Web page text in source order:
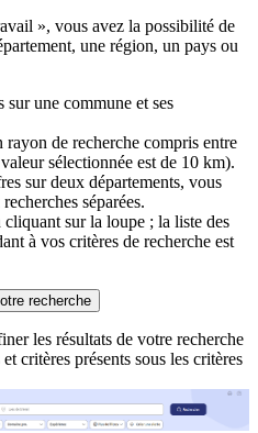
», vous avez la possibilité de
une région, un pays ou
sur une commune et ses
de recherche compris entre
sélectionnée est de 10 km).
sur deux départements, vous
séparées.
sur la loupe ; la liste des
à vos critères de recherche est
recherche
les résultats de votre recherche
critères présents sous les critères